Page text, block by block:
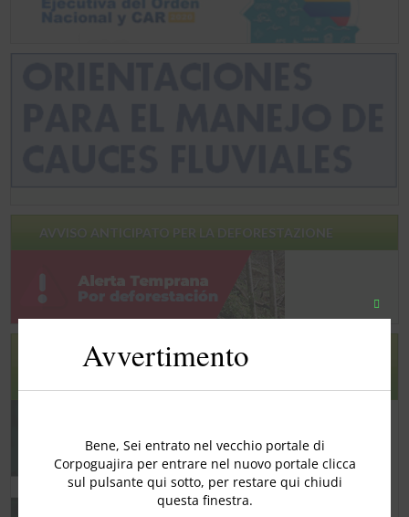
AVVISO ANTICIPATO PER LA DEFORESTAZIONE
RILEVAMENTI PRECOCI DEI CAMBIAMENTI NEGLI
ECOSISTEMI CHIAVE DEI CARAIBI E DELL'ORINOQUIA
Chiudi
Avvertimento
Bene, Sei entrato nel vecchio portale di
Corpoguajira per entrare nel nuovo portale clicca
sul pulsante qui sotto, per restare qui chiudi
questa finestra.